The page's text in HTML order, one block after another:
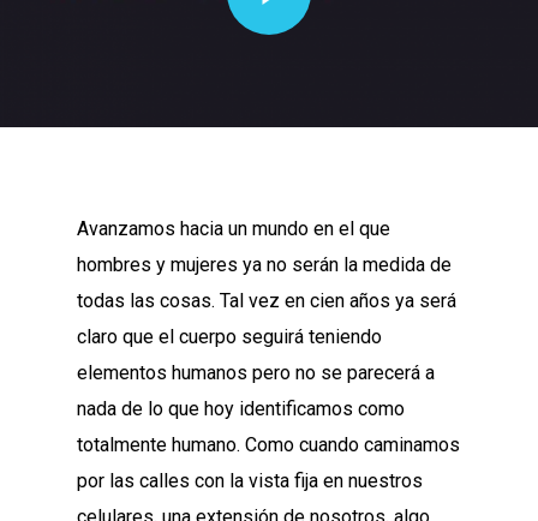
Avanzamos hacia un mundo en el que
hombres y mujeres ya no serán la medida de
todas las cosas. Tal vez en cien años ya será
claro que el cuerpo seguirá teniendo
elementos humanos pero no se parecerá a
nada de lo que hoy identificamos como
totalmente humano. Como cuando caminamos
por las calles con la vista fija en nuestros
celulares, una extensión de nosotros, algo